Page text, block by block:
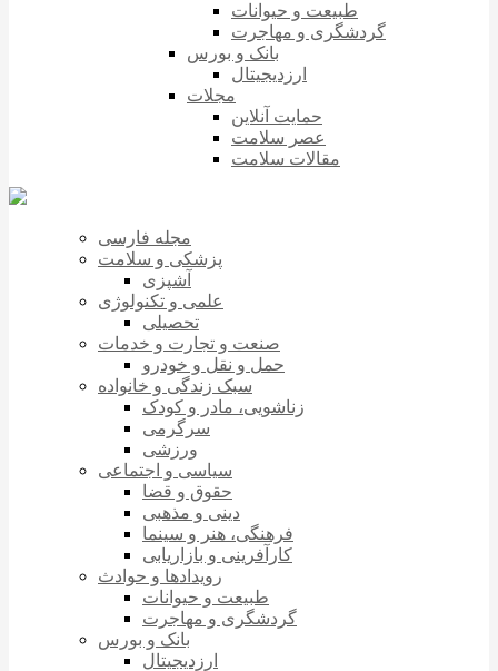
طبیعت و حیوانات
گردشگری و مهاجرت
بانک و بورس
ارزدیجیتال
مجلات
حمایت آنلاین
عصر سلامت
مقالات سلامت
مجله فارسی
پزشکی و سلامت
آشپزی
علمی و تکنولوژی
تحصیلی
صنعت و تجارت و خدمات
حمل و نقل و خودرو
سبک زندگی و خانواده
زناشویی، مادر و کودک
سرگرمی
ورزشی
سیاسی و اجتماعی
حقوق و قضا
دینی و مذهبی
فرهنگی، هنر و سینما
کارآفرینی و بازاریابی
رویدادها و حوادث
طبیعت و حیوانات
گردشگری و مهاجرت
بانک و بورس
ارزدیجیتال